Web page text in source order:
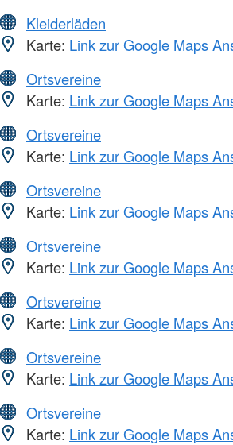
Kleiderläden
Karte: Link zur Google Maps
Ortsvereine
Karte: Link zur Google Maps
Ortsvereine
Karte: Link zur Google Maps
Ortsvereine
Karte: Link zur Google Maps
Ortsvereine
Karte: Link zur Google Maps
Ortsvereine
Karte: Link zur Google Maps
Ortsvereine
Karte: Link zur Google Maps
Ortsvereine
Karte: Link zur Google Maps